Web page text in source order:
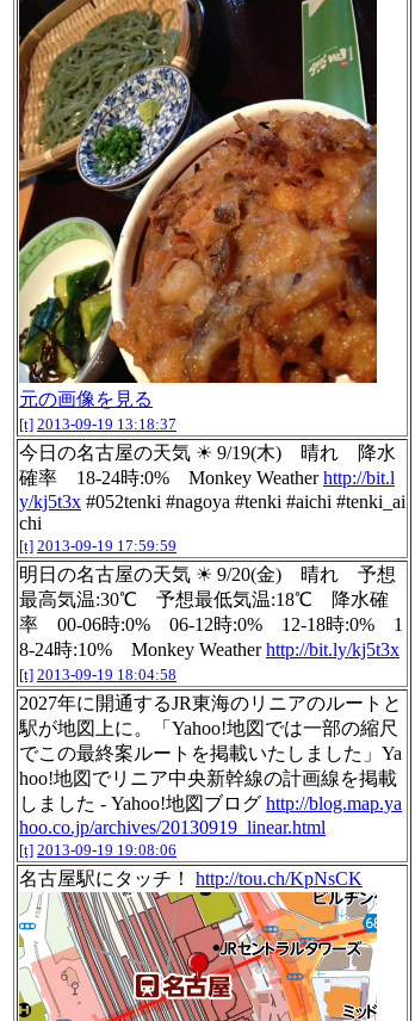
元の画像を見る
[t] 2013-09-19 13:18:37
今日の名古屋の天気 ☀ 9/19(木) 晴れ 降水
確率 18-24時:0% Monkey Weatherhttp://bit.l
y/kj5t3x #052tenki #nagoya #tenki #aichi #tenki_ai
chi
[t] 2013-09-19 17:59:59
明日の名古屋の天気 ☀ 9/20(金) 晴れ 予想
最高気温:30℃ 予想最低気温:18℃ 降水確
率 00-06時:0% 06-12時:0% 12-18時:0% 1
8-24時:10% Monkey Weatherhttp://bit.ly/kj5t3x
[t] 2013-09-19 18:04:58
2027年に開通するJR東海のリニアのルートと
駅が地図上に。「Yahoo!地図では一部の縮尺
でこの最終案ルートを掲載いたしました」Ya
hoo!地図でリニア中央新幹線の計画線を掲載
しました - Yahoo!地図ブログ http://blog.map.ya
hoo.co.jp/archives/20130919_linear.html
[t] 2013-09-19 19:08:06
名古屋駅にタッチ！ http://tou.ch/KpNsCK